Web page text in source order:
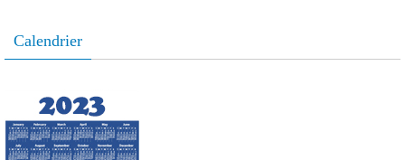
Calendrier